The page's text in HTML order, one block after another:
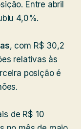
Entre abril
4,0%.
, com R$ 30,2
relativas às
posição é
de R$ 10